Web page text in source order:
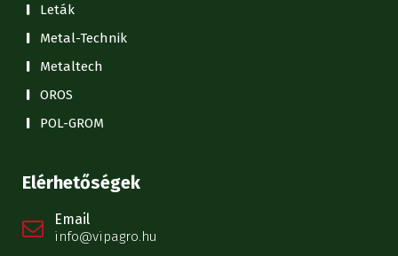
Leták
Metal-Technik
Metaltech
OROS
POL-GROM
Elérhetőségek
Email
info@vipagro.hu